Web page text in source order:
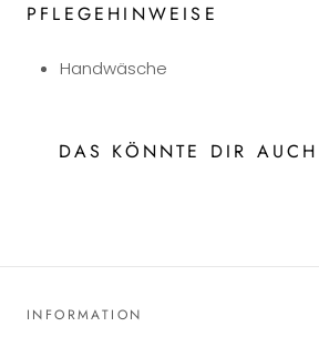
PFLEGEHINWEISE
Handwäsche
DAS KÖNNTE DIR
INFORMATION